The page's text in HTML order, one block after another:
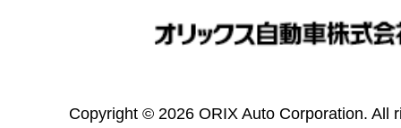
Copyright © 2026 ORIX Auto Corporation. All